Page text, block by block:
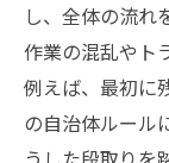
し、全体の流れ
作業の混乱やト
例えば、最初に
の自治体ルール